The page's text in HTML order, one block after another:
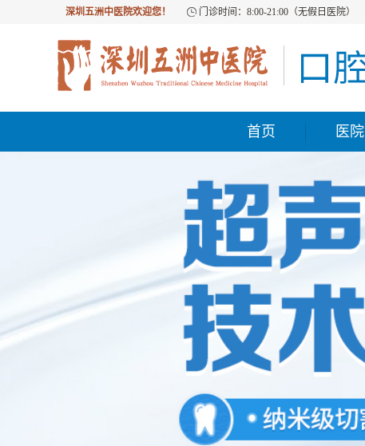
深圳五洲中医院欢迎您！ 门诊时间：8:00-21:00（无假日医院）
首页 医